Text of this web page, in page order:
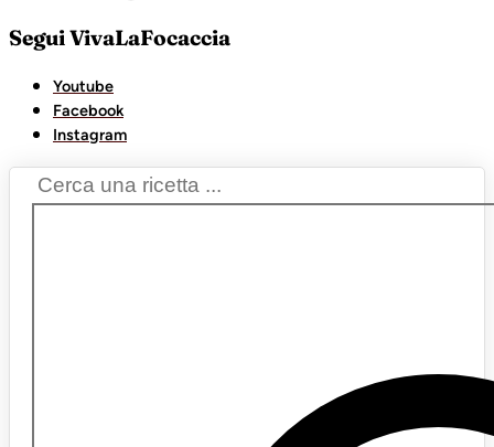
Segui VivaLaFocaccia
Youtube
Facebook
Instagram
Search
...